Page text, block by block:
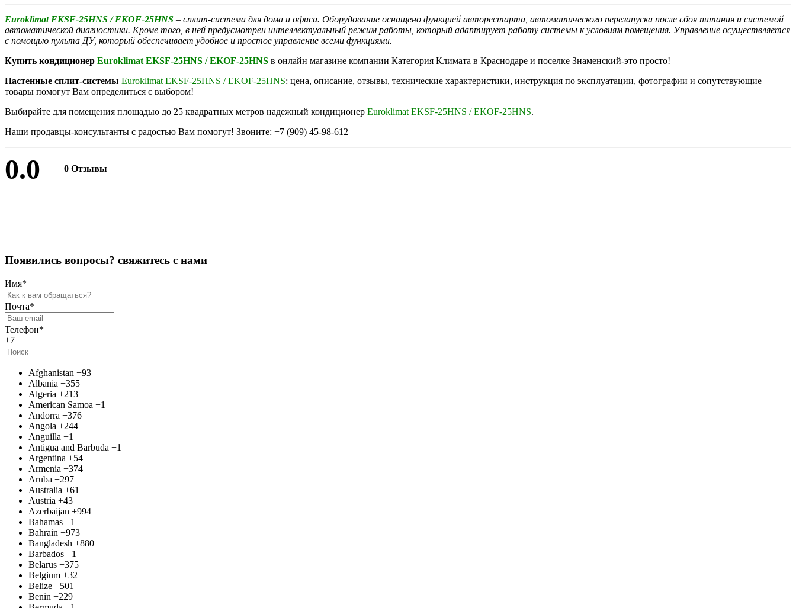
Euroklimat EKSF-25HNS / EKOF-25HNS – cплит-система для дома и офиса. Оборудование оснащено функцией авторестарта, автоматического перезапуска после сбоя питания и системой
автоматической диагностики. Кроме того, в ней предусмотрен интеллектуальный режим работы, который адаптирует работу системы к условиям помещения. Управление осуществляется
с помощью пульта ДУ, который обеспечивает удобное и простое управление всеми функциями.
Купить кондиционер Euroklimat EKSF-25HNS / EKOF-25HNS в онлайн магазине компании Категория Климата в Краснодаре и поселке Знаменский-это просто!
Настенные сплит-системы Euroklimat EKSF-25HNS / EKOF-25HNS: цена, описание, отзывы, технические характеристики, инструкция по эксплуатации, фотографии и сопутствующие
товары помогут Вам определиться с выбором!
Выбирайте для помещения площадью до 25 квадратных метров надежный кондиционер Euroklimat EKSF-25HNS / EKOF-25HNS.
Наши продавцы-консультанты с радостью Вам помогут! Звоните: +7 (909) 45-98-612
0.0 0 Отзывы
Появились вопросы? свяжитесь с нами
Имя*
Почта*
Телефон*
+7
Afghanistan +93
Albania +355
Algeria +213
American Samoa +1
Andorra +376
Angola +244
Anguilla +1
Antigua and Barbuda +1
Argentina +54
Armenia +374
Aruba +297
Australia +61
Austria +43
Azerbaijan +994
Bahamas +1
Bahrain +973
Bangladesh +880
Barbados +1
Belarus +375
Belgium +32
Belize +501
Benin +229